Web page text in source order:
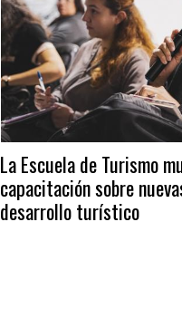
La Escuela de Turismo
capacitación sobre
desarrollo turístico